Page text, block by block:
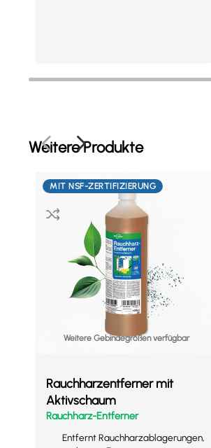
Weitere Produkte
MIT NSF-ZERTIFIZIERUNG
Weitere Gebindegrößen verfügbar
Rauchharzentferner mit
Aktivschaum
Rauchharz-Entferner
Entfernt Rauchharzablagerungen,